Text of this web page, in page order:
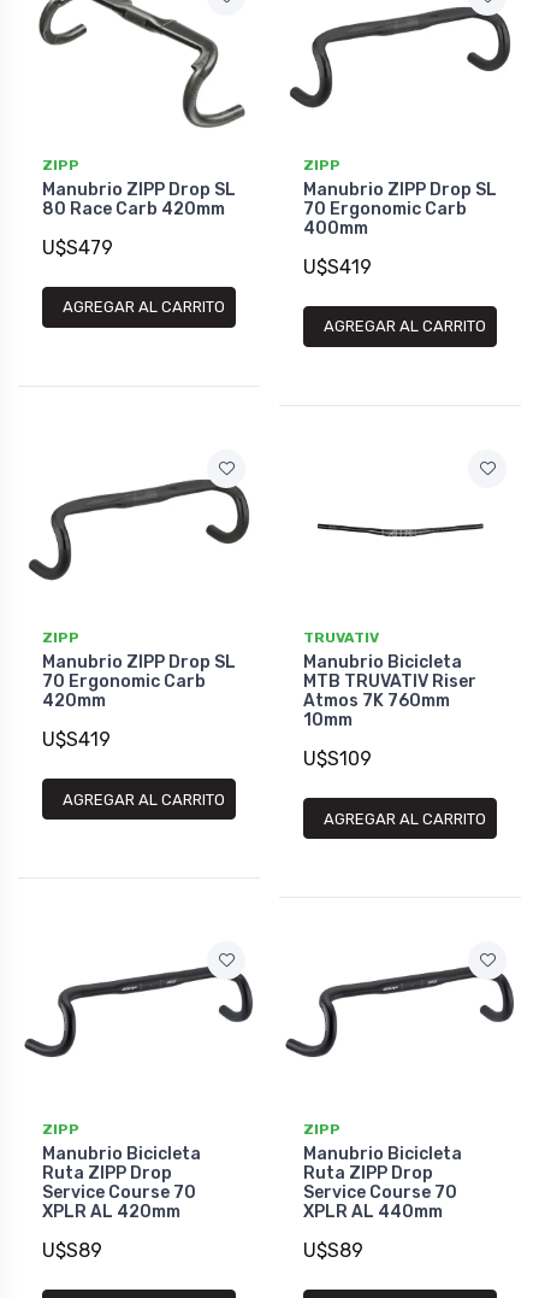
ZIPP
Manubrio ZIPP Drop SL
80 Race Carb 420mm
U$S479
AGREGAR AL CARRITO
ZIPP
Manubrio ZIPP Drop SL
70 Ergonomic Carb
400mm
U$S419
AGREGAR AL CARRITO
ZIPP
Manubrio ZIPP Drop SL
70 Ergonomic Carb
420mm
U$S419
AGREGAR AL CARRITO
TRUVATIV
Manubrio Bicicleta
MTB TRUVATIV Riser
Atmos 7K 760mm
10mm
U$S109
AGREGAR AL CARRITO
ZIPP
Manubrio Bicicleta
Ruta ZIPP Drop
Service Course 70
XPLR AL 420mm
U$S89
ZIPP
Manubrio Bicicleta
Ruta ZIPP Drop
Service Course 70
XPLR AL 440mm
U$S89